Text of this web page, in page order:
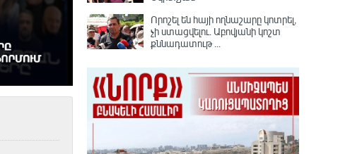
Որոշել են հայի ողնաշարը կոտրել,
չի ստացվելու․ Աբովյանի կոշտ
քննադատութ ...